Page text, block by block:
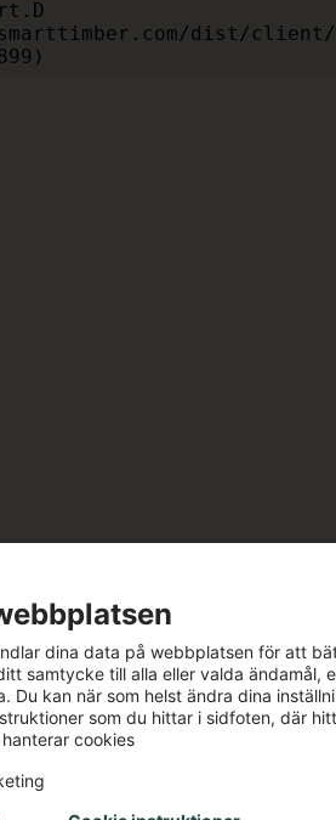
dist/
dina data på webbplatsen för att
samtycke till alla eller valda ändamål,
Du kan när som helst ändra dina
som du hittar i sidfoten, där
cookies